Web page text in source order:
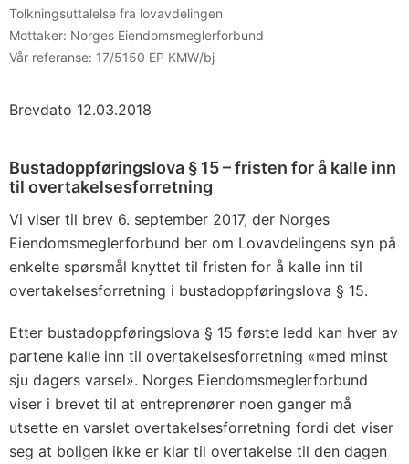
Tolkningsuttalelse fra lovavdelingen
Mottaker: Norges Eiendomsmeglerforbund
Vår referanse: 17/5150 EP KMW/bj
Brevdato 12.03.2018
Bustadoppføringslova § 15 – fristen for å kalle inn
til overtakelsesforretning
Vi viser til brev 6. september 2017, der Norges
Eiendomsmeglerforbund ber om Lovavdelingens syn på
enkelte spørsmål knyttet til fristen for å kalle inn til
overtakelsesforretning i bustadoppføringslova § 15.
Etter bustadoppføringslova § 15 første ledd kan hver av
partene kalle inn til overtakelsesforretning «med minst
sju dagers varsel». Norges Eiendomsmeglerforbund
viser i brevet til at entreprenører noen ganger må
utsette en varslet overtakelsesforretning fordi det viser
seg at boligen ikke er klar til overtakelse til den dagen